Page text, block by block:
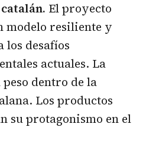
El proyecto
modelo resiliente y
los desafíos
actuales. La
dentro de la
Los productos
su protagonismo en el